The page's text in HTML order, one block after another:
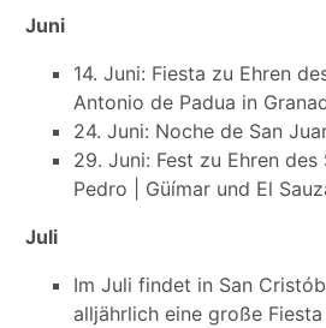
Juni
14. Juni: Fiesta zu Ehren
Antonio de Padua in
24. Juni: Noche de San
29. Juni: Fest zu Ehren
Pedro | Güímar und El
Juli
Im Juli findet in San
alljährlich eine große